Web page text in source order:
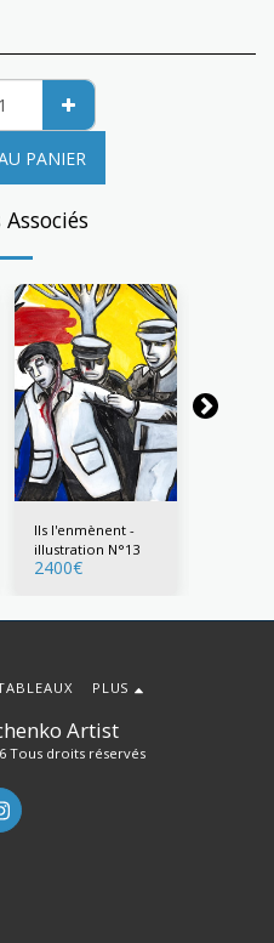
PANIER
Ils l'enmènent -
illustration N°13
2400€
Artist
Tous droits réservés
PLUS